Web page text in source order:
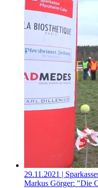
29.11.2021 |
Markus Görger: "Die